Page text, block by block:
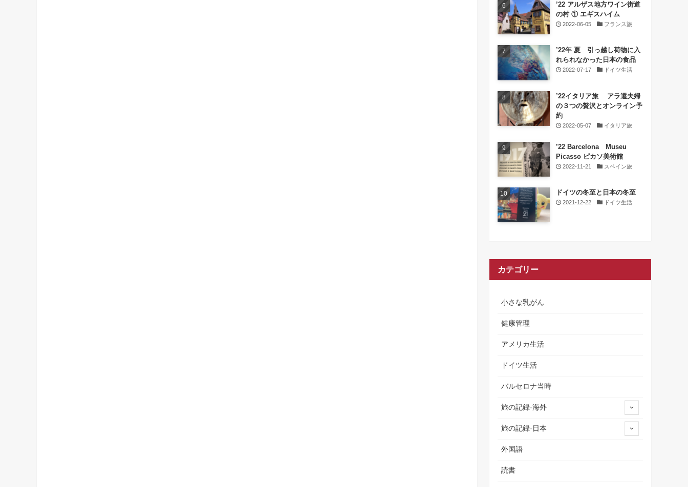
’22 アルザス地方ワイン街道
の村 ① エギスハイム
2022-06-05 フランス旅
’22年 夏 引っ越し荷物に入
れられなかった日本の食品
2022-07-17 ドイツ生活
’22イタリア旅 アラ還夫婦
の３つの贅沢とオンライン予
約
2022-05-07 イタリア旅
’22 Barcelona Museu
Picasso ピカソ美術館
2022-11-21 スペイン旅
ドイツの冬至と日本の冬至
2021-12-22 ドイツ生活
カテゴリー
小さな乳がん
健康管理
アメリカ生活
ドイツ生活
バルセロナ当時
旅の記録-海外
旅の記録-日本
外国語
読書